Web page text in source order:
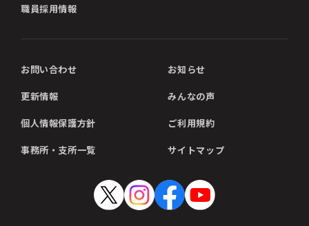
職員採用情報
お問い合わせ お知らせ
更新情報 みんなの声
個人情報保護方針 ご利用規約
事務所・支所一覧 サイトマップ